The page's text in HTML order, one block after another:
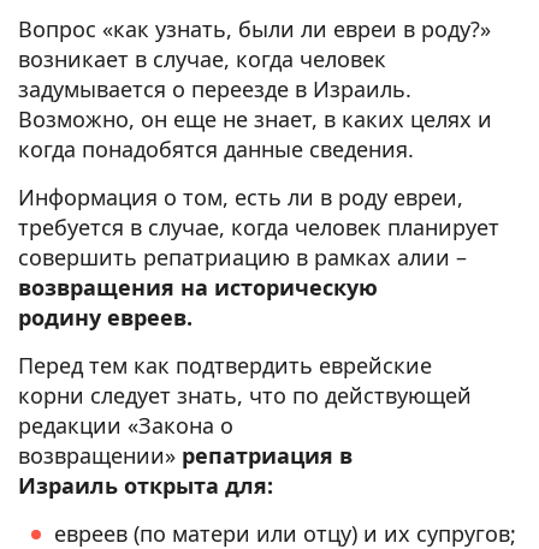
Вопрос «как узнать, были ли евреи в роду?»
возникает в случае, когда человек
задумывается о переезде в Израиль.
Возможно, он еще не знает, в каких целях и
когда понадобятся данные сведения.
Информация о том, есть ли в роду евреи,
требуется в случае, когда человек планирует
совершить репатриацию в рамках алии –
возвращения на историческую
родину евреев.
Перед тем как подтвердить еврейские
корни следует знать, что по действующей
редакции «Закона о
возвращении» репатриация в
Израиль открыта для:
евреев (по матери или отцу) и их супругов;